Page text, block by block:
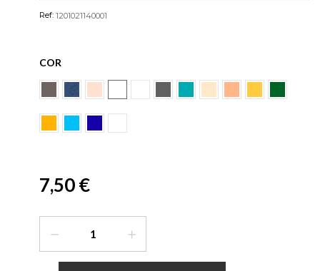
Ref: 1201021140001
COR
7,50 €